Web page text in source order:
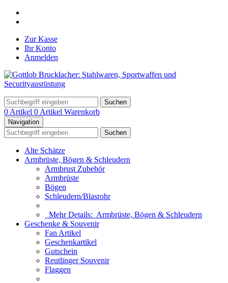
Zur Kasse
Ihr Konto
Anmelden
Suchen
0 Artikel 0 Artikel Warenkorb
Navigation
Suchen
Alte Schätze
Armbrüste, Bögen & Schleudern
Armbrust Zubehör
Armbrüste
Bögen
Schleudern/Blasrohr
Mehr Details: Armbrüste, Bögen & Schleudern
Geschenke & Souvenir
Fan Artikel
Geschenkartikel
Gutschein
Reutlinger Souvenir
Flaggen